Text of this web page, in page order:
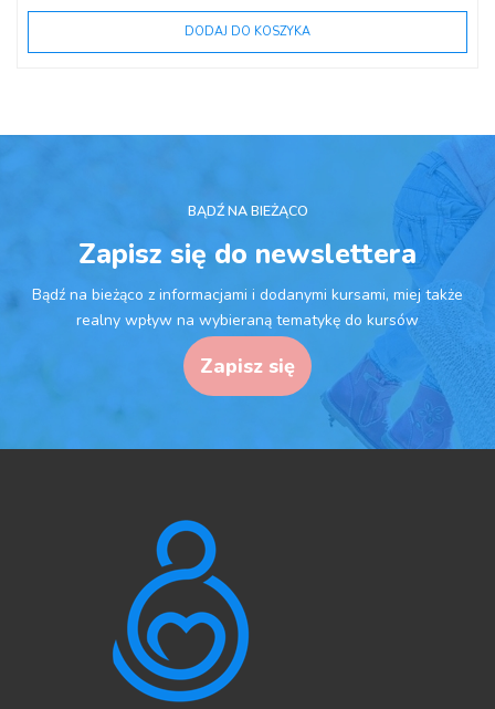
DODAJ DO KOSZYKA
BĄDŹ NA BIEŻĄCO
Zapisz się do newslettera
Bądź na bieżąco z informacjami i dodanymi kursami, miej także
realny wpływ na wybieraną tematykę do kursów
Zapisz się